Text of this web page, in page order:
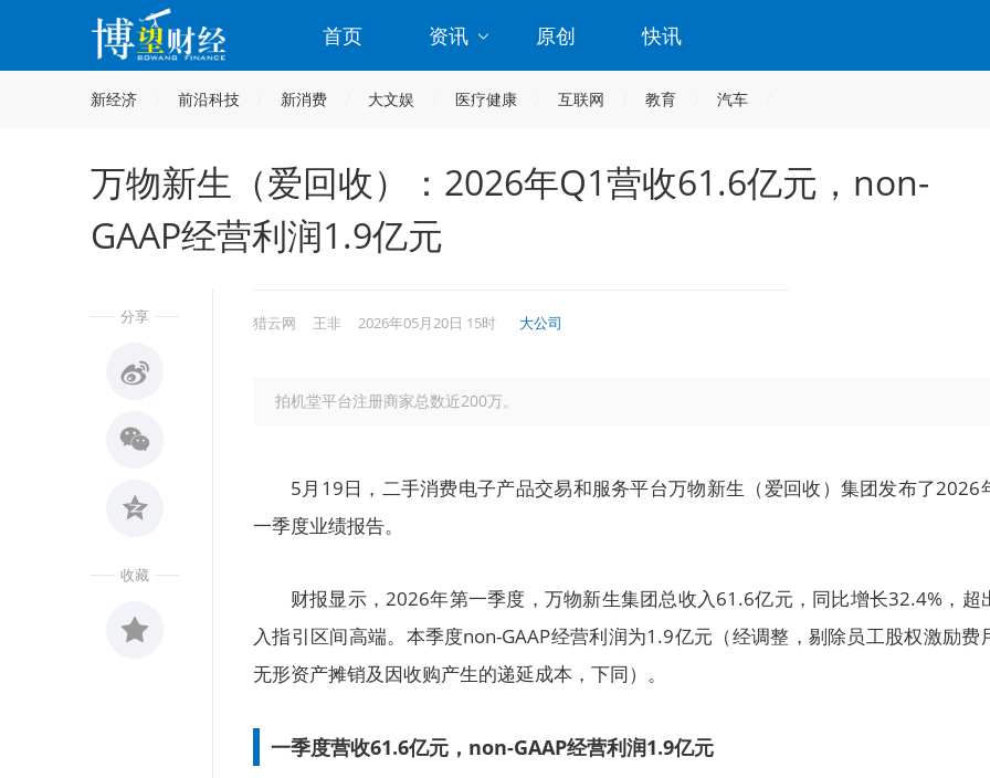
首页 资讯 原创 快讯
新经济 前沿科技 新消费 大文娱 医疗健康 互联网 教育 汽车
万物新生（爱回收）：2026年Q1营收61.6亿元，non-
GAAP经营利润1.9亿元
分享
收藏
猎云网 王非 2026年05月20日 15时 大公司
拍机堂平台注册商家总数近200万。
5月19日，二手消费电子产品交易和服务平台万物新生（爱回收）集团发布了2026
一季度业绩报告。
财报显示，2026年第一季度，万物新生集团总收入61.6亿元，同比增长32.4%，超
入指引区间高端。本季度non-GAAP经营利润为1.9亿元（经调整，剔除员工股权激励费
无形资产摊销及因收购产生的递延成本，下同）。
一季度营收61.6亿元，non-GAAP经营利润1.9亿元